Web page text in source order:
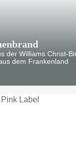
der Williams Christ-
dem Frankenland